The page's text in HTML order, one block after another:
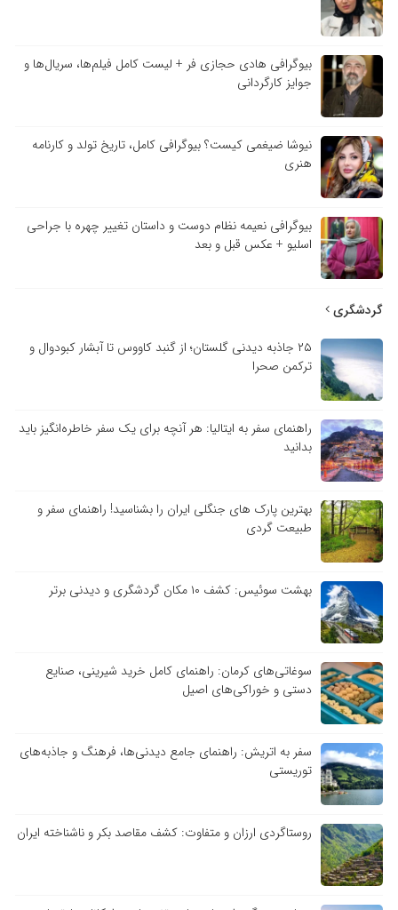
بیوگرافی هادی حجازی فر + لیست کامل فیلم‌ها، سریال‌ها و
جوایز کارگردانی
نیوشا ضیغمی کیست؟ بیوگرافی کامل، تاریخ تولد و کارنامه
هنری
بیوگرافی نعیمه نظام دوست و داستان تغییر چهره با جراحی
اسلیو + عکس قبل و بعد
گردشگری
۲۵ جاذبه دیدنی گلستان؛ از گنبد کاووس تا آبشار کبودوال و
ترکمن صحرا
راهنمای سفر به ایتالیا: هر آنچه برای یک سفر خاطره‌انگیز باید
بدانید
بهترین پارک های جنگلی ایران را بشناسید! راهنمای سفر و
طبیعت گردی
بهشت سوئیس: کشف ۱۰ مکان گردشگری و دیدنی برتر
سوغاتی‌های کرمان: راهنمای کامل خرید شیرینی، صنایع
دستی و خوراکی‌های اصیل
سفر به اتریش: راهنمای جامع دیدنی‌ها، فرهنگ و جاذبه‌های
توریستی
روستاگردی ارزان و متفاوت: کشف مقاصد بکر و ناشناخته ایران